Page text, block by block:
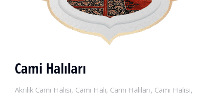
Cami Halıları
Akrilik Cami Halısı, Cami Halı, Cami Halıları, Cami Halısı,